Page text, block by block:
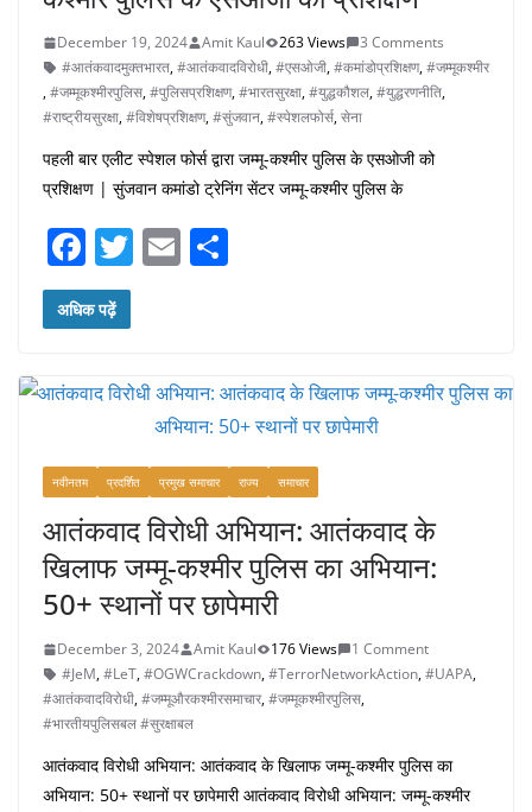
December 19, 2024 Amit Kaul 263 Views
3 Comments
#आतंकवादमुक्तभारत,#आतंकवादविरोधी,#एसओजी,#कमांडोप्रशिक्षण,#जम्मूकश्मीर
,#जम्मूकश्मीरपुलिस,#पुलिसप्रशिक्षण,#भारतसुरक्षा,#युद्धकौशल,#युद्धरणनीति,
#राष्ट्रीयसुरक्षा,#विशेषप्रशिक्षण,#सुंजवान,#स्पेशलफोर्स,सेना
पहली बार एलीट स्पेशल फोर्स द्वारा जम्मू-कश्मीर पुलिस के एसओजी को
प्रशिक्षण | सुंजवान कमांडो ट्रेनिंग सेंटर जम्मू-कश्मीर पुलिस के
F
a
c
b
o
k
T E
अधिक पढ़ें
नवीनतम प्रदर्शित प्रमुख समाचार राज्य समाचार
आतंकवाद विरोधी अभियान: आतंकवाद के
खिलाफ जम्मू-कश्मीर पुलिस का अभियान:
50+ स्थानों पर छापेमारी
December 3, 2024 Amit Kaul 176 Views
1 Comment
#JeM,#LeT,#OGWCrackdown,#TerrorNetworkAction,#UAPA,
#आतंकवादविरोधी,#जम्मूऔरकश्मीरसमाचार,#जम्मूकश्मीरपुलिस,
#भारतीयपुलिसबल #सुरक्षाबल
आतंकवाद विरोधी अभियान: आतंकवाद के खिलाफ जम्मू-कश्मीर पुलिस का
अभियान: 50+ स्थानों पर छापेमारी आतंकवाद विरोधी अभियान: जम्मू-कश्मीर